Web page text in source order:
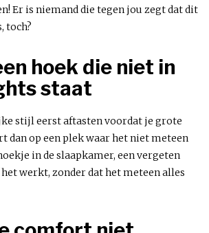
Er is niemand die tegen jou zegt dat dit
toch?
hoek die niet in
staat
stijl eerst aftasten voordat je grote
dan op een plek waar het niet meteen
in de slaapkamer, een vergeten
werkt, zonder dat het meteen alles